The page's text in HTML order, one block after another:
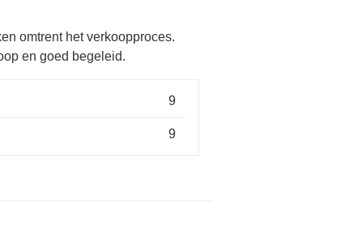
omtrent het verkoopproces.
en goed begeleid.
9
9